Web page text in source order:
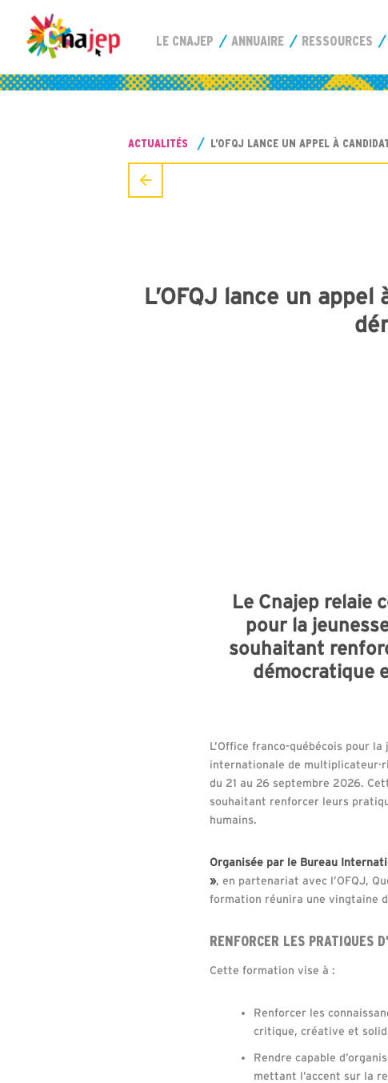
LE CNAJEP ANNUAIRE RESSOURCES
ACTUALITÉS L’OFQJ LANCE UN APPEL À
L’OFQJ lance un
Le Cnajep relaie
pour la
souhaitant
démocratique
L’Office franco-québécois pour
internationale de
du 21 au 26 septembre 2026.
souhaitant renforcer leurs
humains.
Organisée par le Bureau
», en partenariat avec l’OFQJ,
formation réunira une vingtaine
RENFORCER LES PRATIQUES
Cette formation vise à :
Renforcer les
critique, créative et
Rendre capable
mettant l’accent sur la